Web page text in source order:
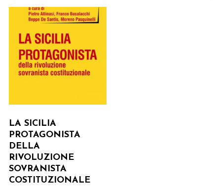
LA SICILIA
PROTAGONISTA
DELLA
RIVOLUZIONE
SOVRANISTA
COSTITUZIONALE